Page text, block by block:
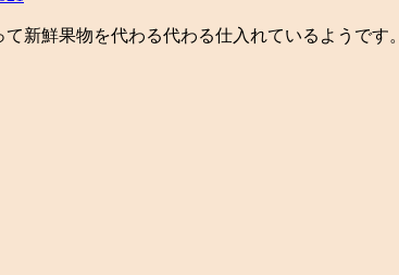
新鮮果物を代わる代わる仕入れているようです。